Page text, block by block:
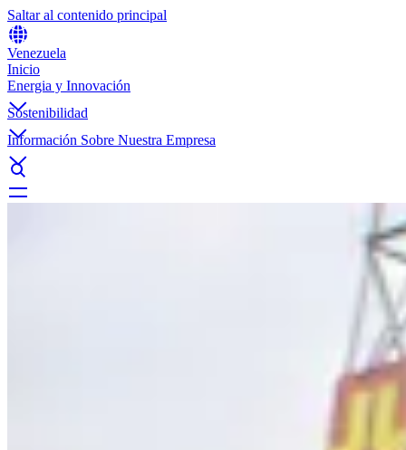
Saltar al contenido principal
Venezuela
Inicio
Energia y Innovación
Sostenibilidad
Información Sobre Nuestra Empresa